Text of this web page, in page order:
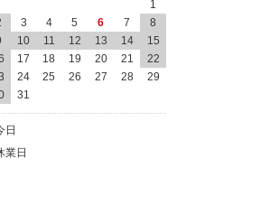
1
3 4 5 6 7
8
10 11 12 13 14
15
17 18 19 20 21
22
24 25 26 27 28
29
31
日
業日